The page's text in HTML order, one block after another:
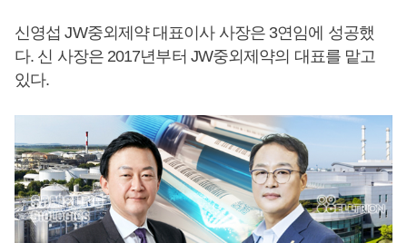
신영섭 JW중외제약 대표이사 사장은 3연임에 성공했
다. 신 사장은 2017년부터 JW중외제약의 대표를 맡고
있다.